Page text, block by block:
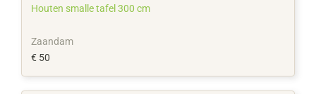
Houten smalle tafel 300 cm
Zaandam
€ 50